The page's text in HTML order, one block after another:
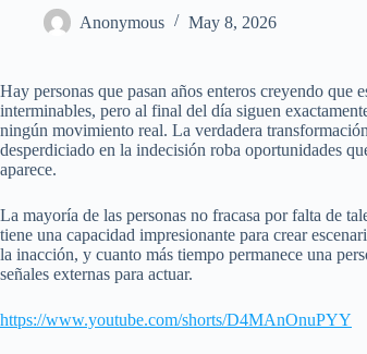
Anonymous May 8, 2026
Hay personas que pasan años enteros creyendo
interminables, pero al final del día siguen
ningún movimiento real. La verdadera
desperdiciado en la indecisión roba oportunidades
aparece.
La mayoría de las personas no fracasa por falta de
tiene una capacidad impresionante para crear
la inacción, y cuanto más tiempo permanece una
señales externas para actuar.
https://www.youtube.com/shorts/D4MAnOnuPYY